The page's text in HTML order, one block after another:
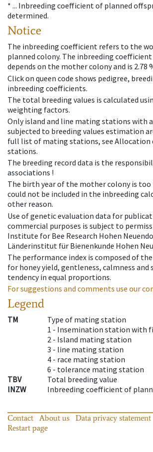
* ... Inbreeding coefficient of planned
determined.
Notice
The inbreeding coefficient refers to the
planned colony. The inbreeding
depends on the mother colony and is 2.78
Click on queen code shows pedigree,
inbreeding coefficients.
The total breeding values is calculated
weighting factors.
Only island and line mating stations with
subjected to breeding values estimation
full list of mating stations, see Allocation
stations.
The breeding record data is the
associations !
The birth year of the mother colony is
could not be included in the inbreeding
other reason.
Use of genetic evaluation data for
commercial purposes is subject to
Institute for Bee Research Hohen
Länderinstitut für Bienenkunde Hohen
The performance index is composed of
for honey yield, gentleness, calmness and
tendency in equal proportions.
For suggestions and comments use our
Legend
TM
Type of mating station
1 - Insemination station with
2 - Island mating station
3 - line mating station
4 - race mating station
6 - tolerance mating station
TBV
Total breeding value
INZW
Inbreeding coefficient of
Contact About us Data privacy statement
Restart page